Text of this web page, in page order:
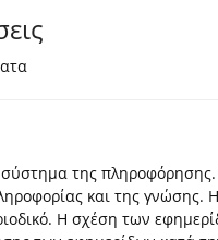
της
και της
Η σχέση των